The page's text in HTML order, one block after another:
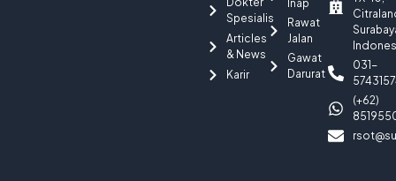
Spesialis
Articles
& News
Karir
Inap
Rawat
Jalan
Gawat
Darurat
031-
(+62)